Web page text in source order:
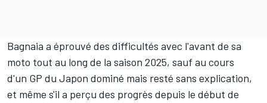
Bagnaia a éprouvé des difficultés avec l'avant de sa
moto tout au long de la saison 2025, sauf au cours
d'un GP du Japon dominé mais resté sans explication,
et même s'il a perçu des progrès depuis le début de